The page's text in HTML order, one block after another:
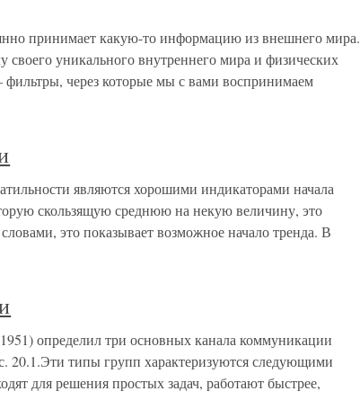
принимает какую-то информацию из внешнего мира.
своего уникального внутреннего мира и физических
через которые мы с вами воспринимаем
являются хорошими индикаторами начала
скользящую среднюю на некую величину, это
это показывает возможное начало тренда. В
определил три основных канала коммуникации
20.1.Эти типы групп характеризуются следующими
для решения простых задач, работают быстрее,